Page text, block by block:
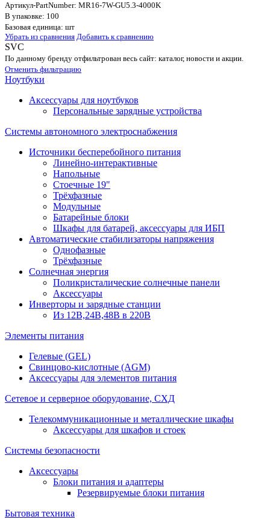
Артикул-PartNumber: MR16-7W-GU5.3-4000K
В упаковке: 100
Базовая единица: шт
Убрать из сравнения Добавить к сравнению
SVC
По данному бренду отфильтрован весь сайт: каталог, новости и акции.
Отменить фильтрацию
Ноутбуки
Аксессуары для ноутбуков
Персональные зарядные устройства
Системы автономного электроснабжения
Источники бесперебойного питания
Линейно-интерактивные
Напольные
Стоечные 19"
Трёхфазные
Модульные
Батарейные блоки
Шкафы для батарей, аксессуары для ИБП
Автоматические стабилизаторы напряжения
Однофазные
Трёхфазные
Солнечная энергия
Поликристалические солнечные панели
Аксессуары
Инверторы и зарядные станции
Из 12В,24В,48В в 220В
Элементы питания
Гелевые (GEL)
Свинцово-кислотные (AGM)
Аксессуары для элементов питания
Сетевое и серверное оборудование, СХД
Телекоммуникационные и металлические шкафы
Аксессуары для шкафов и стоек
Системы безопасности
Аксессуары
Блоки питания и адаптеры
Резервируемые блоки питания
Бытовая техника